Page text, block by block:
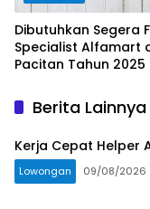
Dibutuhkan Segera
Specialist Alfamart
Pacitan Tahun 2025
Berita Lainnya
Kerja Cepat Helper
Lowongan 09/08/2026